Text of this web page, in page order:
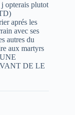
opterais plutot
aprés les
avec ses
autres du
aux martyrs
DE LE